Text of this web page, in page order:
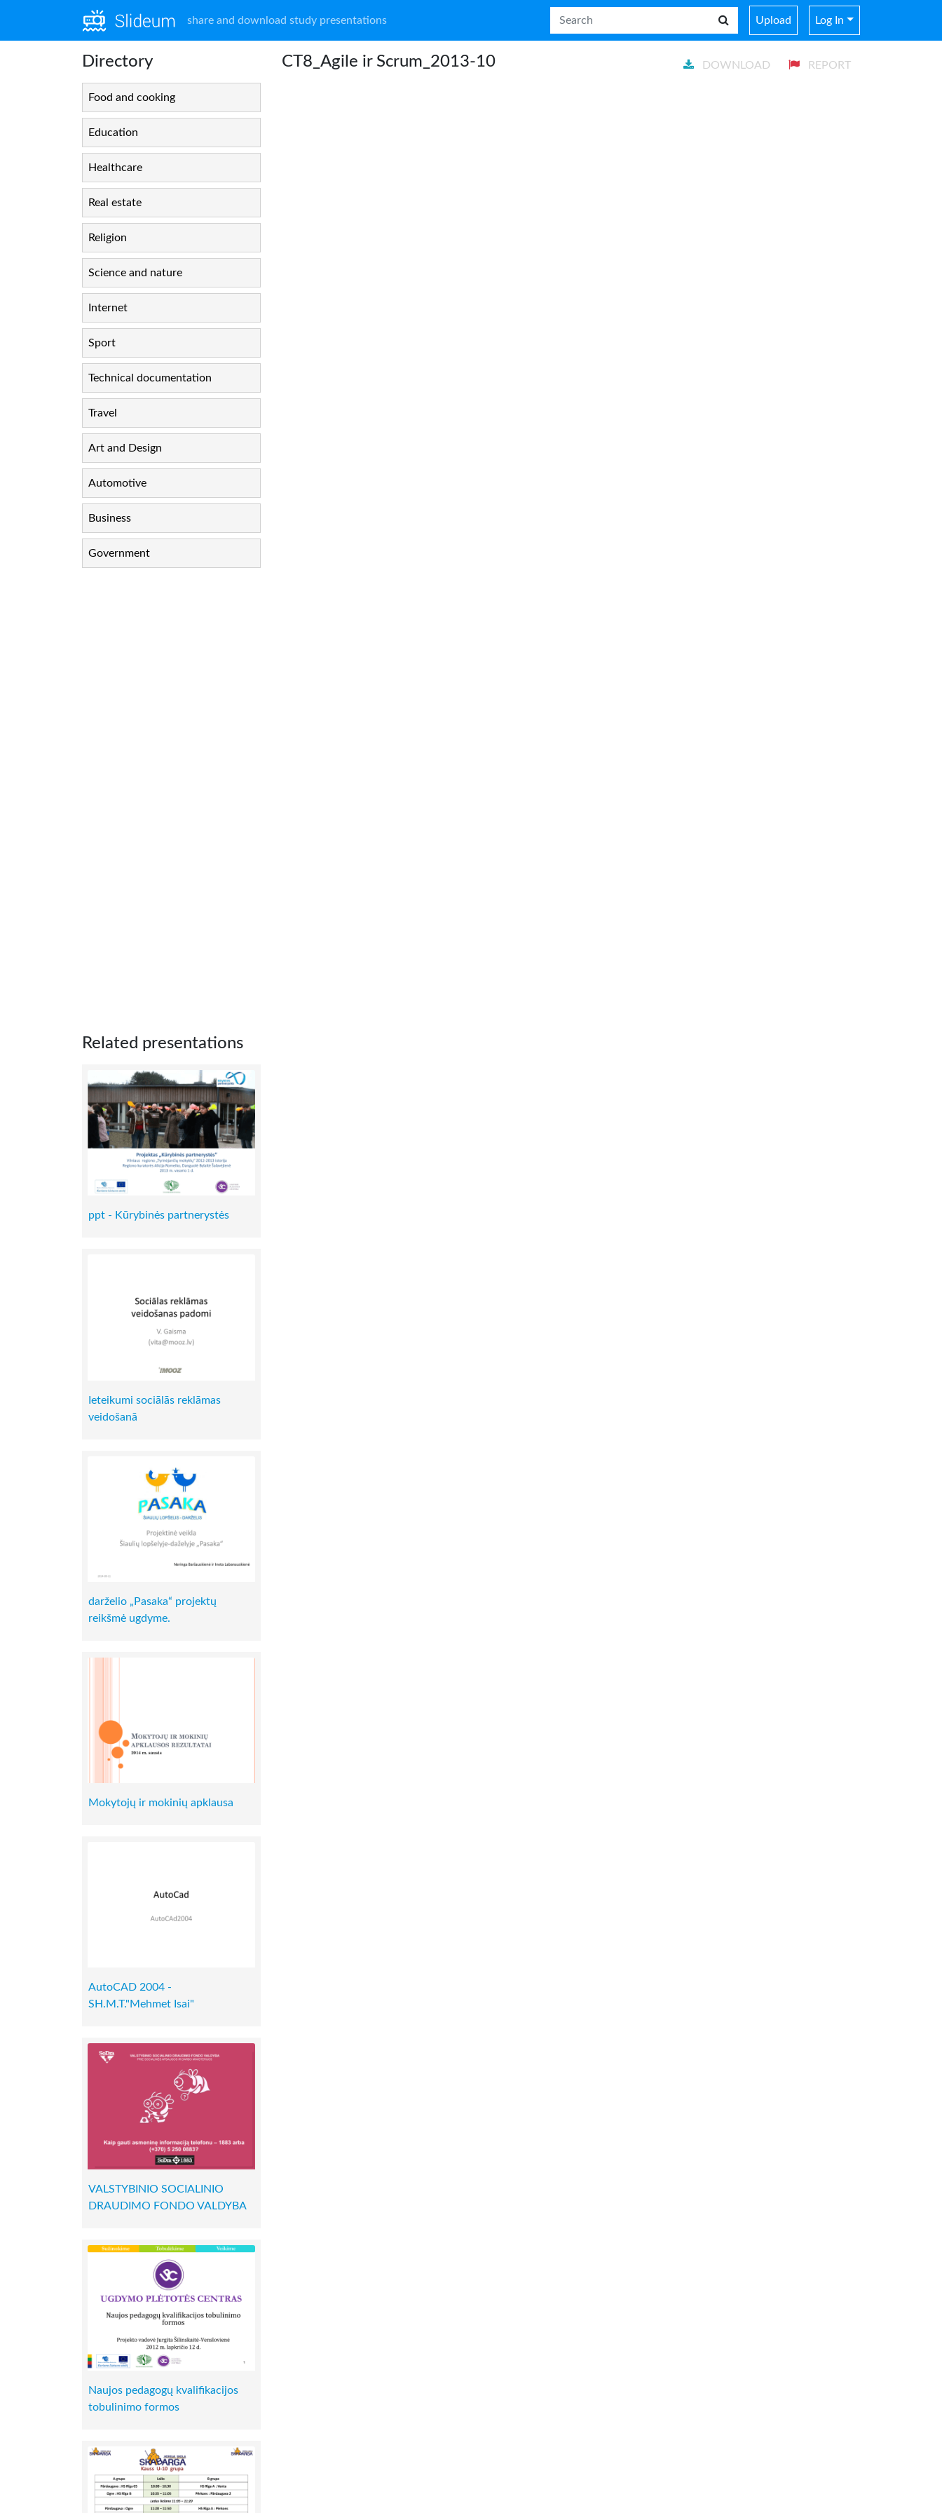
share and download study presentations Upload Log In
Directory
Food and cooking
Education
Healthcare
Real estate
Religion
Science and nature
Internet
Sport
Technical documentation
Travel
Art and Design
Automotive
Business
Government
Related presentations
ppt - Kūrybinės partnerystės
Ieteikumi sociālās reklāmas
veidošanā
darželio „Pasaka“ projektų
reikšmė ugdyme.
Mokytojų ir mokinių apklausa
AutoCAD 2004 -
SH.M.T."Mehmet Isai"
VALSTYBINIO SOCIALINIO
DRAUDIMO FONDO VALDYBA
Naujos pedagogų kvalifikacijos
tobulinimo formos
CT8_Agile ir Scrum_2013-10 DOWNLOAD REPORT